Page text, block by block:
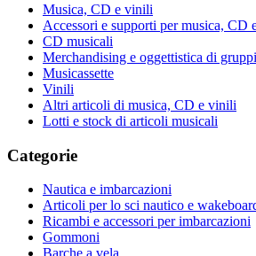
Musica, CD e vinili
Accessori e supporti per musica, CD
CD musicali
Merchandising e oggettistica di
Musicassette
Vinili
Altri articoli di musica, CD e vinili
Lotti e stock di articoli musicali
Categorie
Nautica e imbarcazioni
Articoli per lo sci nautico e
Ricambi e accessori per imbarcazioni
Gommoni